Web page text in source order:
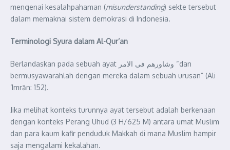
mengenai kesalahpahaman (misunderstanding) sekte tersebut
dalam memaknai sistem demokrasi di Indonesia.
Terminologi Syura dalam Al-Qur’an
Berlandaskan pada sebuah ayat وشاورهم فى الامر “dan
bermusyawarahlah dengan mereka dalam sebuah urusan” (Ali
‘Imrān: 152).
Jika melihat konteks turunnya ayat tersebut adalah berkenaan
dengan konteks Perang Uhud (3 H/625 M) antara umat Muslim
dan para kaum kafir penduduk Makkah di mana Muslim hampir
saja mengalami kekalahan.